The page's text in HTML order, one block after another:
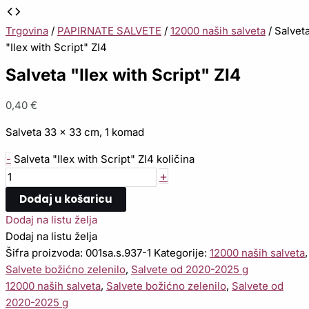
Trgovina / PAPIRNATE SALVETE / 12000 naših salveta /
"Ilex with Script" ZI4
Salveta "Ilex with Script" ZI4
0,40 €
Salveta 33 x 33 cm, 1 komad
- Salveta "Ilex with Script" ZI4 količina
+
Dodaj u košaricu
Dodaj na listu želja
Dodaj na listu želja
Šifra proizvoda: 001sa.s.937-1 Kategorije: 12000 naših salveta,
Salvete božićno zelenilo, Salvete od 2020-2025 g
12000 naših salveta, Salvete božićno zelenilo, Salvete od
2020-2025 g